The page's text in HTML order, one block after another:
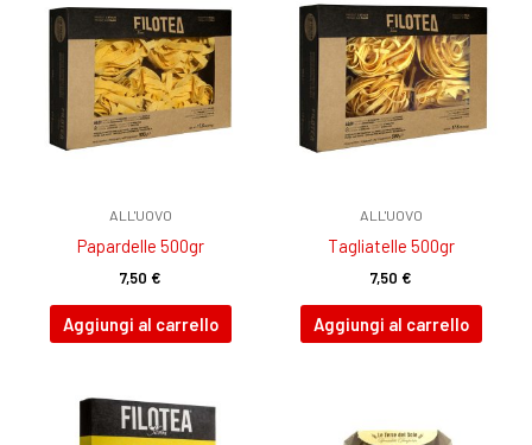
ALL'UOVO
Papardelle 500gr
7,50 €
Aggiungi al carrello
ALL'UOVO
Tagliatelle 500gr
7,50 €
Aggiungi al carrello